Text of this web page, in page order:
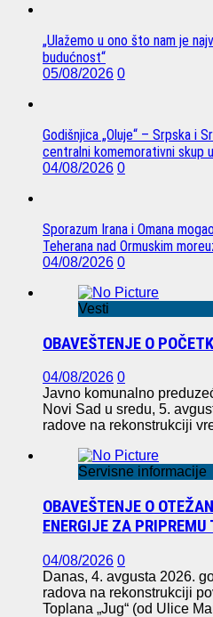
„Ulažemo u ono što nam je
budućnost“
05/08/2026 0
Godišnjica „Oluje“ – Srpska i
centralni komemorativni skup
04/08/2026 0
Sporazum Irana i Omana
Teherana nad Ormuskim
04/08/2026 0
Vesti
OBAVEŠTENJE O
04/08/2026 0
Javno komunalno
Novi Sad u sredu, 5.
radove na rekonstrukciji
Servisne informacije
OBAVEŠTENJE O
ENERGIJE ZA PRIPREMU
04/08/2026 0
Danas, 4. avgusta 2026.
radova na rekonstrukciji
Toplana „Jug“ (od Ulice